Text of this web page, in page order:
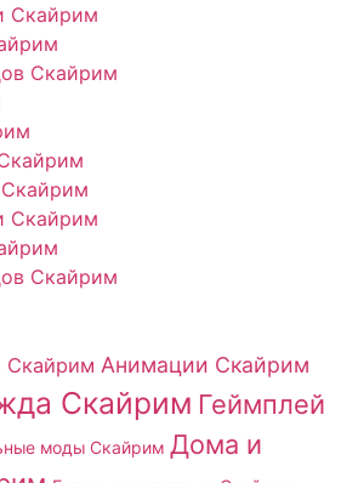
Скайрим
Скайрим
Скайрим
Скайрим
Скайрим Анимации Скайрим
Скайрим Геймплей
моды Скайрим Дома и